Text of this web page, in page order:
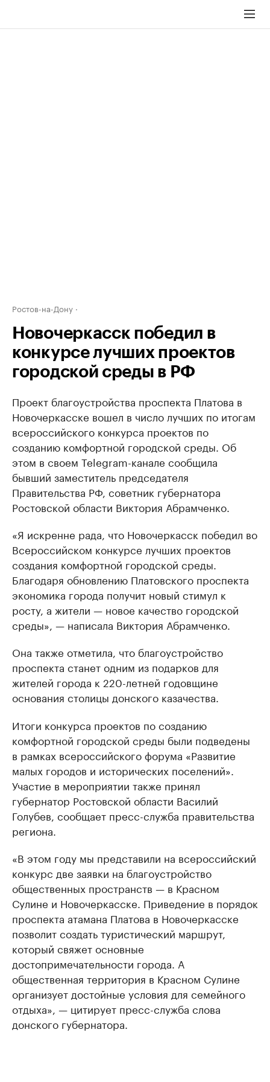
Ростов-на-Дону
Новочеркасск победил в
конкурсе лучших проектов
городской среды в РФ
Проект благоустройства проспекта Платова в
Новочеркасске вошел в число лучших по итогам
всероссийского конкурса проектов по
созданию комфортной городской среды. Об
этом в своем Telegram-канале сообщила
бывший заместитель председателя
Правительства РФ, советник губернатора
Ростовской области Виктория Абрамченко.
«Я искренне рада, что Новочеркасск победил во
Всероссийском конкурсе лучших проектов
создания комфортной городской среды.
Благодаря обновлению Платовского проспекта
экономика города получит новый стимул к
росту, а жители — новое качество городской
среды», — написала Виктория Абрамченко.
Она также отметила, что благоустройство
проспекта станет одним из подарков для
жителей города к 220-летней годовщине
основания столицы донского казачества.
Итоги конкурса проектов по созданию
комфортной городской среды были подведены
в рамках всероссийского форума «Развитие
малых городов и исторических поселений».
Участие в мероприятии также принял
губернатор Ростовской области Василий
Голубев, сообщает пресс-служба правительства
региона.
«В этом году мы представили на всероссийский
конкурс две заявки на благоустройство
общественных пространств — в Красном
Сулине и Новочеркасске. Приведение в порядок
проспекта атамана Платова в Новочеркасске
позволит создать туристический маршрут,
который свяжет основные
достопримечательности города. А
общественная территория в Красном Сулине
организует достойные условия для семейного
отдыха», — цитирует пресс-служба слова
донского губернатора.